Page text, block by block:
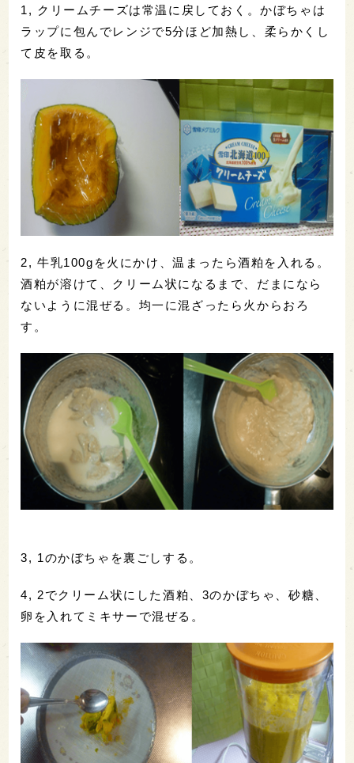
1, クリームチーズは常温に戻しておく。かぼちゃは
ラップに包んでレンジで5分ほど加熱し、柔らかくし
て皮を取る。
2, 牛乳100gを火にかけ、温まったら酒粕を入れる。
酒粕が溶けて、クリーム状になるまで、だまになら
ないように混ぜる。均一に混ざったら火からおろ
す。
3, 1のかぼちゃを裏ごしする。
4, 2でクリーム状にした酒粕、3のかぼちゃ、砂糖、
卵を入れてミキサーで混ぜる。